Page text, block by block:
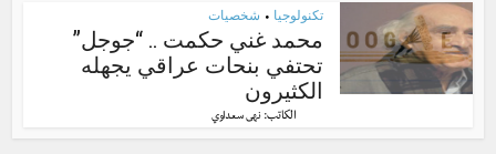
تكنولوجيا • شخصيات
محمد غني حكمت .. “جوجل”
تحتفي بنحات عراقي يجهله
الكثيرون
الكاتب:نهى سعداوي